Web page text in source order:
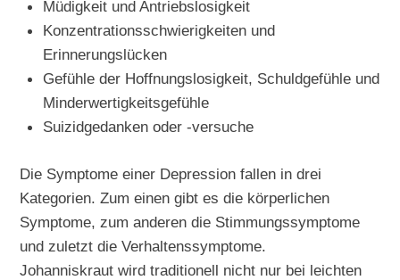
Müdigkeit und Antriebslosigkeit
Konzentrationsschwierigkeiten und
Erinnerungslücken
Gefühle der Hoffnungslosigkeit, Schuldgefühle und
Minderwertigkeitsgefühle
Suizidgedanken oder -versuche
Die Symptome einer Depression fallen in drei
Kategorien. Zum einen gibt es die körperlichen
Symptome, zum anderen die Stimmungssymptome
und zuletzt die Verhaltenssymptome.
Johanniskraut wird traditionell nicht nur bei leichten